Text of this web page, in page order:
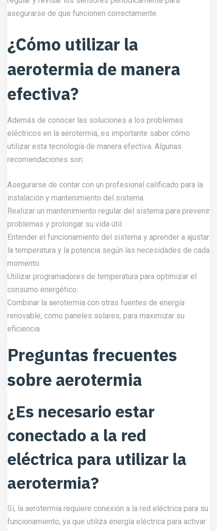
asegurarse de que funcionen correctamente.
¿Cómo utilizar la
aerotermia de manera
efectiva?
Además de conocer las soluciones a los problemas
eléctricos en la aerotermia, es importante saber cómo
utilizar esta tecnología de manera efectiva. Algunas
recomendaciones son:
Asegurarse de contar con un profesional calificado para la
instalación y mantenimiento del sistema.
Realizar un mantenimiento regular del sistema para prevenir
problemas y prolongar su vida útil.
Entender el funcionamiento del sistema y aprender a ajustar
la temperatura y la potencia según las necesidades de cada
momento.
Utilizar programadores de temperatura para optimizar el
consumo energético.
Combinar la aerotermia con otras fuentes de energía
renovable, como paneles solares, para maximizar su
eficiencia.
Preguntas frecuentes
sobre aerotermia
¿Es necesario estar
conectado a la red
eléctrica para utilizar la
aerotermia?
Sí, la aerotermia requiere conexión a la red eléctrica para su
funcionamiento, ya que utiliza energía eléctrica para activar